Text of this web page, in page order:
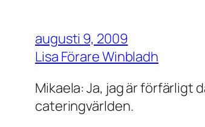
augusti 9, 2009
Lisa Förare Winbladh
Mikaela: Ja, jag är förfärligt
cateringvärlden.